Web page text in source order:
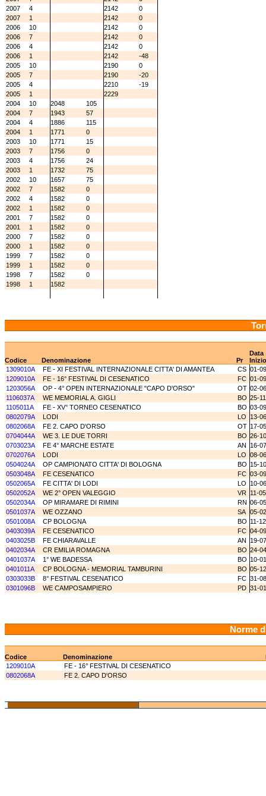
2007
4 2142
0
2007
1 2142
0
2006
10 2142
0
2006
7 2142
0
2006
4 2142
0
2006
1 2142
-48
2005
10 2190
0
2005
7 2190
-20
2005
4 2210
-19
2005
1
2229
2004
10 2048
105
2004
7 1943
57
2004
4 1886
115
2004
1 1771
0
2003
10 1771
15
2003
7 1756
0
2003
4 1756
24
2003
1 1732
75
2002
10 1657
75
2002
7 1582
0
2002
4 1582
0
2002
1 1582
0
2001
7 1582
0
2001
1 1582
0
2000
7 1582
0
2000
1 1582
0
1999
7 1582
0
1999
1 1582
0
1998
7 1582
0
1998
1 1582
Data
Codice
Denominazione Pr
Inizio
1309010A
FE - XI FESTIVAL INTERNAZIONALE CITTA' DI AMANTEA CS 01-
1209010A
FE - 16° FESTIVAL DI CESENATICO FC 01-
1203056A
OP - 4° OPEN INTERNAZIONALE "CAPO D'ORSO" OT 02-
1106037A
WE MEMORIAL A. GIGLI BO 25-
1105011A
FE - XV° TORNEO CESENATICO BO 03-
0802079A
LODI LO
13-
0802068A
FE 2. CAPO D'ORSO OT 17-
0704044A
WE 3. LE DUE TORRI BO 26-
0703023A
FE 4° MARCHE ESTATE AN
16-
0702076A
LODI LO 08-
0504024A
OP CAMPIONATO CITTA' DI BOLOGNA BO 15-
0503048A
FE CESENATICO FC 03-
0502065A
FE CITTA' DI LODI LO
10-
0502052A
WE 2° OPEN VALEGGIO VR 11-
0502034A
OP MIRAMARE DI RIMINI RN 06-
0501037A
WE OZZANO SA 05-
0501008A
CP BOLOGNA BO 11-
0403039A
FE CESENATICO FC 04-
0403025B
FE CHIARAVALLE AN
19-
0402034A
CR EMILIA ROMAGNA BO 24-
0401037A
1° WE BADESSA BO 10-
0401011A
CP BOLOGNA - MEMORIAL TAMBURINI BO 05-
0303033B
8° FESTIVAL CESENATICO FC 31-
0301096B
WE CAMPOSAMPIERO PD 31-
Norme
Codice Denominazione
1209010A
FE - 16° FESTIVAL DI CESENATICO
0802068A
FE 2. CAPO D'ORSO